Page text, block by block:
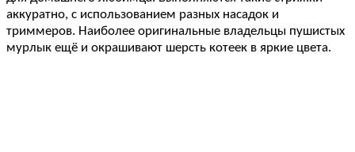
аккуратно, с использованием разных насадок и
триммеров. Наиболее оригинальные владельцы пушистых
мурлык ещё и окрашивают шерсть котеек в яркие цвета.